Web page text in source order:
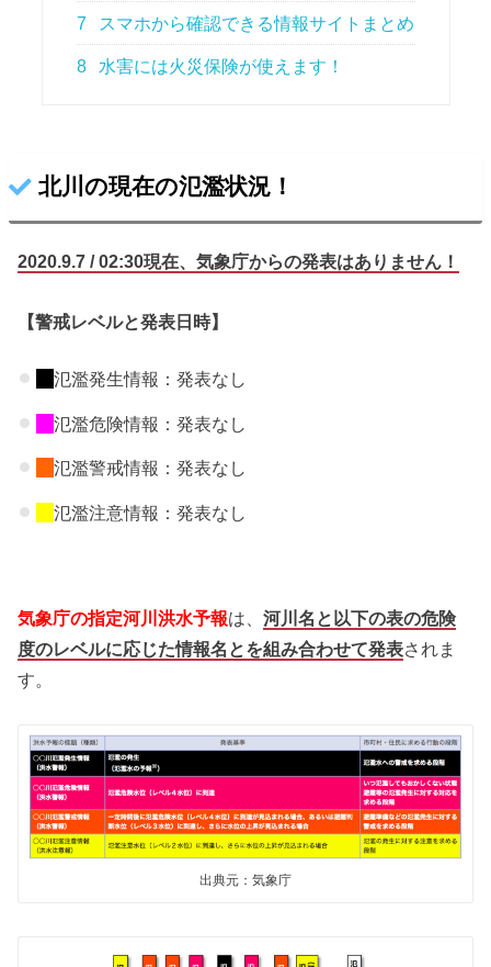
7 スマホから確認できる情報サイトまとめ
8 水害には火災保険が使えます！
北川の現在の氾濫状況！
2020.9.7 / 02:30現在、気象庁からの発表はありません！
【警戒レベルと発表日時】
氾濫発生情報：発表なし
氾濫危険情報：発表なし
氾濫警戒情報：発表なし
氾濫注意情報：発表なし
気象庁の指定河川洪水予報は、河川名と以下の表の危険
度のレベルに応じた情報名とを組み合わせて発表されま
す。
出典元：気象庁